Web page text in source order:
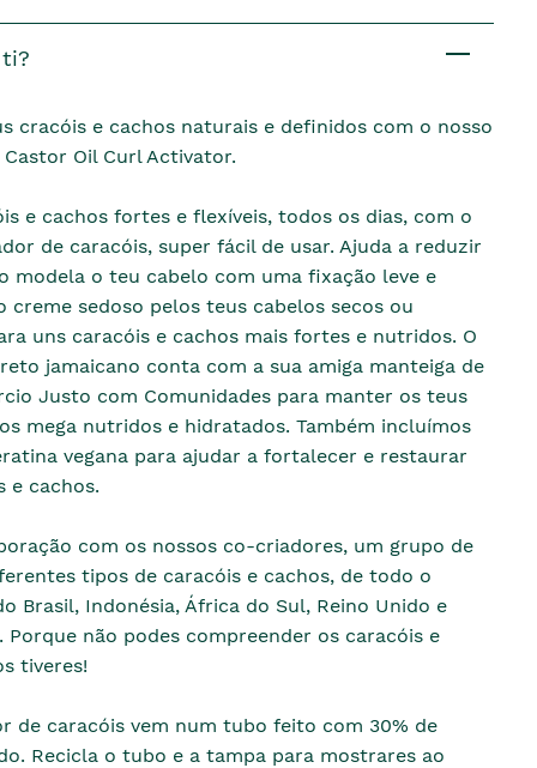
cracóis e cachos naturais e definidos com o nosso
Oil Curl Activator.
e cachos fortes e flexíveis, todos os dias, com o
de caracóis, super fácil de usar. Ajuda a reduzir
modela o teu cabelo com uma fixação leve e
creme sedoso pelos teus cabelos secos ou
uns caracóis e cachos mais fortes e nutridos. O
jamaicano conta com a sua amiga manteiga de
Justo com Comunidades para manter os teus
mega nutridos e hidratados. Também incluímos
vegana para ajudar a fortalecer e restaurar
e cachos.
com os nossos co-criadores, um grupo de
tipos de caracóis e cachos, de todo o
Brasil, Indonésia, África do Sul, Reino Unido e
Porque não podes compreender os caracóis e
tiveres!
de caracóis vem num tubo feito com 30% de
Recicla o tubo e a tampa para mostrares ao